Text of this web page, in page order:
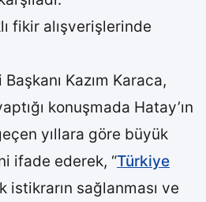
fikir alışverişlerinde
Kazım Karaca,
konuşmada Hatay’ın
yıllara göre büyük
ifade ederek, “Türkiye
istikrarın sağlanması ve